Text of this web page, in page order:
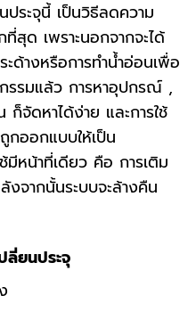
ระจุนี้ เป็นวิธีลดความ
สุด เพราะนอกจากจะได้
ด้างหรือการทำน้ำอ่อนเพื่อ
รรมแล้ว การหาอุปกรณ์ ,
ก็จัดหาได้ง่าย และการใช้
กออกแบบให้เป็น
หน้าที่เดียว คือ การเติม
งจากนั้นระบบจะล้างคืน
ยนประจุ